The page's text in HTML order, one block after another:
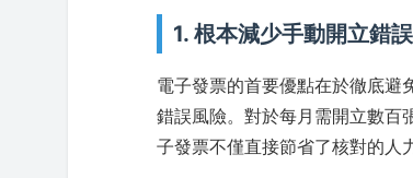
1. 根本減少手動開立錯誤
電子發票的首要優點在於徹底避
錯誤風險。對於每月需開立數百
子發票不僅直接節省了核對的人